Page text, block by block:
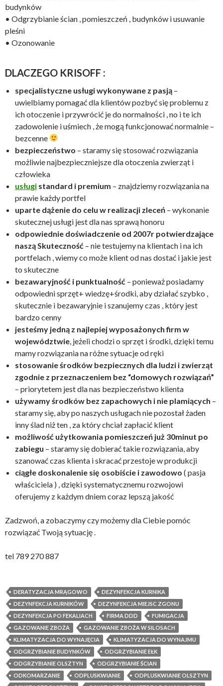
budynków
• Odgrzybianie ścian , pomieszczeń , budynków i usuwanie
pleśni
• Ozonowanie
DLACZEGO KRISOFF :
specjalistyczne usługi wykonywane z pasją –
uwielbiamy pomagać dla klientów pozbyć się problemu z
ich otoczenie i przywrócić je do normalności , no i te ich
zadowolenie i uśmiech , że mogą funkcjonować normalnie –
bezcenne
bezpieczeństwo – staramy się stosować rozwiązania
możliwie najbezpieczniejsze dla otoczenia zwierząt i
człowieka
usługi standard i premium – znajdziemy rozwiązania na
prawie każdy portfel
uparte dążenie do celu w realizacji zleceń – wykonanie
skutecznej usługi jest dla nas sprawą honoru
odpowiednie doświadczenie od 2007r potwierdzające
naszą Skuteczność – nie testujemy na klientach i na ich
portfelach , wiemy co może klient od nas dostać i jakie jest
to skuteczne
bezawaryjność i punktualność – ponieważ posiadamy
odpowiedni sprzęt+ wiedzę+środki, aby działać szybko ,
skutecznie i bezawaryjnie i szanujemy czas , który jest
bardzo cenny
jesteśmy jedną z najlepiej wyposażonych firm w
województwie , jeżeli chodzi o sprzęt i środki, dzięki temu
mamy rozwiązania na różne sytuacje od ręki
stosowanie środków bezpiecznych dla ludzi i zwierząt
zgodnie z przeznaczeniem bez “domowych rozwiązań”
– priorytetem jest dla nas bezpieczeństwo klienta
używamy środków bez zapachowych i nie plamiących –
staramy się, aby po naszych usługach nie pozostał żaden
inny ślad niż ten , za który chciał zapłacić klient
możliwość użytkowania pomieszczeń już 30minut po
zabiegu – staramy się dobierać takie rozwiązania, aby
szanować czas klienta i skracać przestoje w produkcji
ciągłe doskonalenie się osobiście i zawodowo ( pasja
właściciela ) , dzięki systematycznemu rozwojowi
oferujemy z każdym dniem coraz lepszą jakość
Zadzwoń, a zobaczymy czy możemy dla Ciebie pomóc
rozwiązać Twoją sytuację .
tel 789 270 887
DERATYZACJA MRĄGOWO
DEZYNFEKCJA KURNIKA
DEZYNFEKCJA KURNIKÓW
DEZYNFEKCJA MIEJSC ZGONU
DEZYNFEKCJA PO FEKALIACH
FIRMA DDD
FUMIGACJA
GAZOWANIE ZBOŻA
GAZOWANIE ZBOŻA W SILOSACH
KLIMATYZACJA DO WYNAJĘCIA
KLIMATYZACJA DO WYNAJMU
ODGRZYBIANIE BUDYNKÓW
ODGRZYBIANIE EŁK
ODGRZYBIANIE OLSZTYN
ODGRZYBIANIE ŚCIAN
ODKOMARZANIE
ODPLUSKWIANIE
ODPLUSKWIANIE OLSZTYN